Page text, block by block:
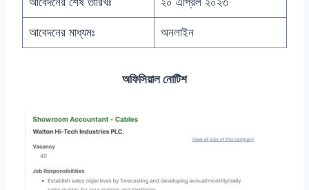
আবেদনের মাধ্যমঃ অনলাইন
অফিসিয়াল নোটিশ